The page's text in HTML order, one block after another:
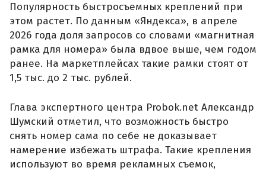
Популярность быстросъемных креплений при
этом растет. По данным «Яндекса», в апреле
2026 года доля запросов со словами «магнитная
рамка для номера» была вдвое выше, чем годом
ранее. На маркетплейсах такие рамки стоят от
1,5 тыс. до 2 тыс. рублей.
Глава экспертного центра Probok.net Александр
Шумский отметил, что возможность быстро
снять номер сама по себе не доказывает
намерение избежать штрафа. Такие крепления
используют во время рекламных съемок,